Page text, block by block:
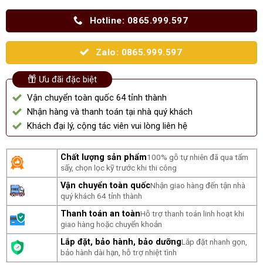
Hotline: 0865.999.597
Zalo: 0865.999.597
Ưu đãi đặc biệt
Vận chuyển toàn quốc 64 tỉnh thành
Nhận hàng và thanh toán tại nhà quý khách
Khách đại lý, cộng tác viên vui lòng liên hệ
Chất lượng sản phẩm100% gỗ tự nhiên đã qua tẩm
sấy, chọn lọc kỹ trước khi thi công
Vận chuyển toàn quốcNhận giao hàng đến tận nhà
quý khách 64 tỉnh thành
Thanh toán an toànHỗ trợ thanh toán linh hoạt khi
giao hàng hoặc chuyển khoản
Lắp đặt, bảo hành, bảo dưỡngLắp đặt nhanh gọn,
bảo hành dài hạn, hỗ trợ nhiệt tình